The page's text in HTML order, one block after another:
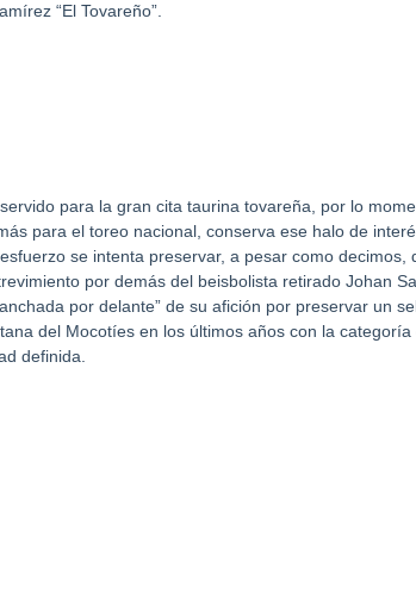
“El Tovareño”.
para la gran cita taurina tovareña, por lo
para el toreo nacional, conserva ese halo de
se intenta preservar, a pesar como decimos,
por demás del beisbolista retirado Johan
por delante” de su afición por preservar un
del Mocotíes en los últimos años con la
definida.